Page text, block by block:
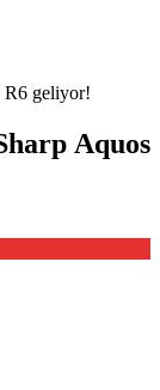
R6 geliyor!
Aquos